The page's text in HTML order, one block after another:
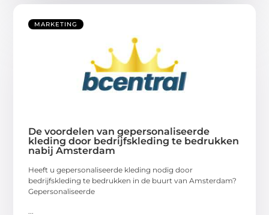
MARKETING
De voordelen van gepersonaliseerde
kleding door bedrijfskleding te bedrukken
nabij Amsterdam
Heeft u gepersonaliseerde kleding nodig door
bedrijfskleding te bedrukken in de buurt van Amsterdam?
Gepersonaliseerde